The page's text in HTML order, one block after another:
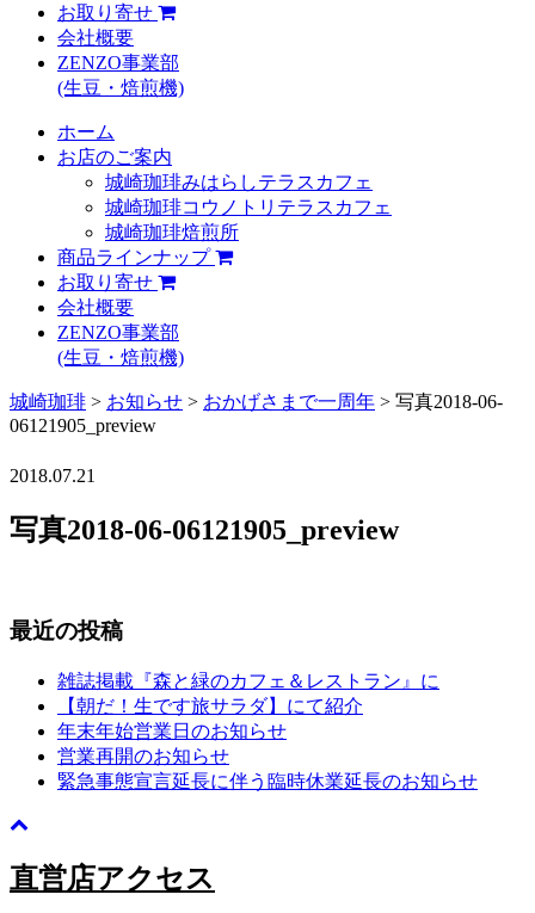
お取り寄せ
会社概要
ZENZO事業部
(生豆・焙煎機)
ホーム
お店のご案内
城崎珈琲みはらしテラスカフェ
城崎珈琲コウノトリテラスカフェ
城崎珈琲焙煎所
商品ラインナップ
お取り寄せ
会社概要
ZENZO事業部
(生豆・焙煎機)
城崎珈琲 > お知らせ > おかげさまで一周年 > 写真2018-06-
06121905_preview
2018.07.21
写真2018-06-06121905_preview
最近の投稿
雑誌掲載『森と緑のカフェ＆レストラン』に
【朝だ！生です旅サラダ】にて紹介
年末年始営業日のお知らせ
営業再開のお知らせ
緊急事態宣言延長に伴う臨時休業延長のお知らせ
直営店アクセス